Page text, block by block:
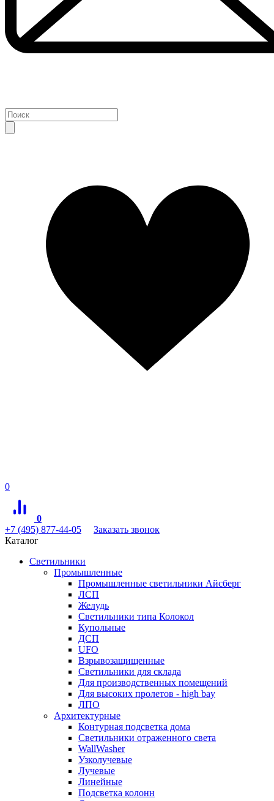
0
0
+7 (495) 877-44-05
Заказать звонок
Каталог
Светильники
Промышленные
Промышленные светильники Айсберг
ЛСП
Желудь
Светильники типа Колокол
Купольные
ДСП
UFO
Взрывозащищенные
Светильники для склада
Для производственных помещений
Для высоких пролетов - high bay
ЛПО
Архитектурные
Контурная подсветка дома
Светильники отраженного света
WallWasher
Узколучевые
Лучевые
Линейные
Подсветка колонн